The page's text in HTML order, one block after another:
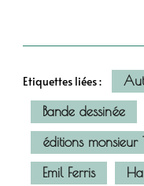
Etiquettes liées :
Bande dessinée
éditions monsieur
Emil Ferris